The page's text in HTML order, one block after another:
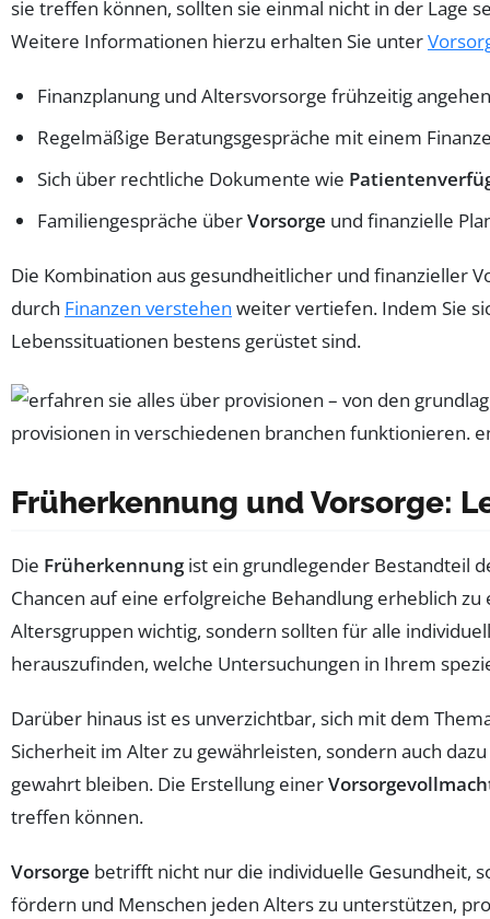
sie treffen können, sollten sie einmal nicht in der Lage
Weitere Informationen hierzu erhalten Sie unter
Finanzplanung und Altersvorsorge frühzeitig angehen
Regelmäßige Beratungsgespräche mit einem
Sich über rechtliche Dokumente wie
Familiengespräche überVorsorge und finanzielle
Die Kombination aus gesundheitlicher und finanzieller
durch Finanzen verstehen weiter vertiefen. Indem Sie
Lebenssituationen bestens gerüstet sind.
Früherkennung und Vorsorge:
Die Früherkennungist ein grundlegender Bestandteil
Chancen auf eine erfolgreiche Behandlung erheblich
Altersgruppen wichtig, sondern sollten für alle
herauszufinden, welche Untersuchungen in Ihrem
Darüber hinaus ist es unverzichtbar, sich mit dem
Sicherheit im Alter zu gewährleisten, sondern auch
gewahrt bleiben. Die Erstellung einer
treffen können.
Vorsorge betrifft nicht nur die individuelle Gesundheit,
fördern und Menschen jeden Alters zu unterstützen,